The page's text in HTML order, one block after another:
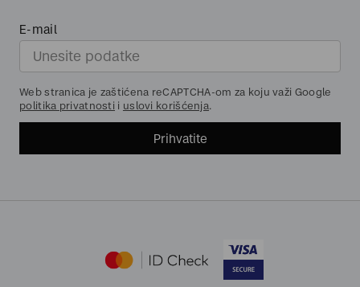
E-mail
Web stranica je zaštićena reCAPTCHA-om za koju važi Google
politika privatnosti i uslovi korišćenja.
Prihvatite